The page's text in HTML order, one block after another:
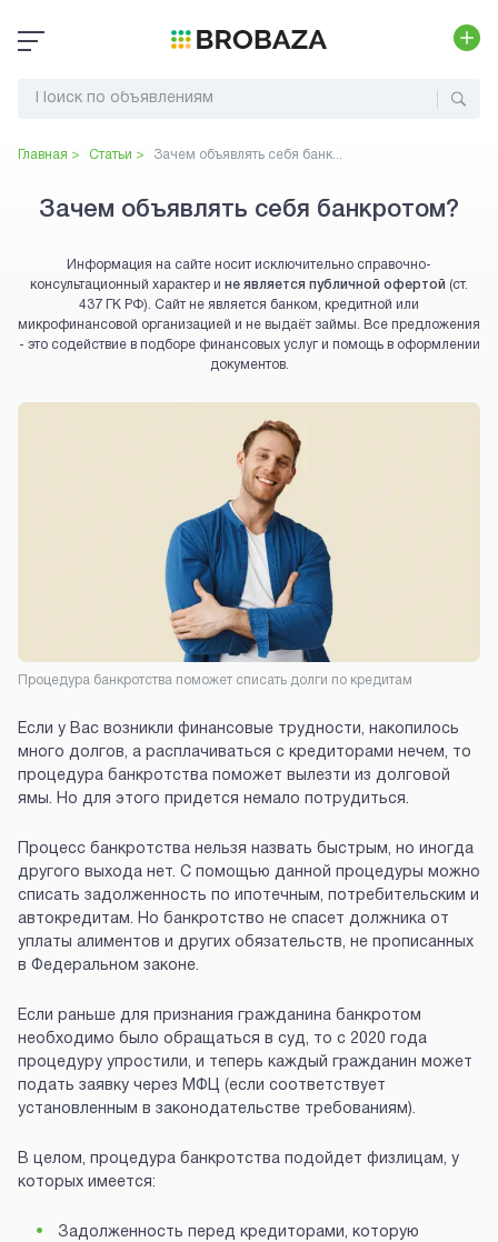
Главная > Статьи > Зачем объявлять себя банк...
Зачем объявлять себя банкротом?
Информация на сайте носит исключительно справочно-
консультационный характер и не является публичной офертой (ст.
437 ГК РФ). Сайт не является банком, кредитной или
микрофинансовой организацией и не выдаёт займы. Все предложения
- это содействие в подборе финансовых услуг и помощь в оформлении
документов.
Процедура банкротства поможет списать долги по кредитам
Если у Вас возникли финансовые трудности, накопилось
много долгов, а расплачиваться с кредиторами нечем, то
процедура банкротства поможет вылезти из долговой
ямы. Но для этого придется немало потрудиться.
Процесс банкротства нельзя назвать быстрым, но иногда
другого выхода нет. С помощью данной процедуры можно
списать задолженность по ипотечным, потребительским и
автокредитам. Но банкротство не спасет должника от
уплаты алиментов и других обязательств, не прописанных
в Федеральном законе.
Если раньше для признания гражданина банкротом
необходимо было обращаться в суд, то с 2020 года
процедуру упростили, и теперь каждый гражданин может
подать заявку через МФЦ (если соответствует
установленным в законодательстве требованиям).
В целом, процедура банкротства подойдет физлицам, у
которых имеется:
Задолженность перед кредиторами, которую